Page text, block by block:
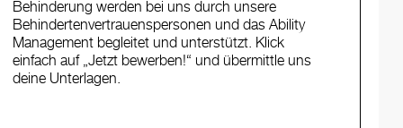
Behinderung werden bei uns durch unsere
Behindertenvertrauenspersonen und das Ability
Management begleitet und unterstützt. Klick
einfach auf „Jetzt bewerben!“ und übermittle uns
deine Unterlagen.